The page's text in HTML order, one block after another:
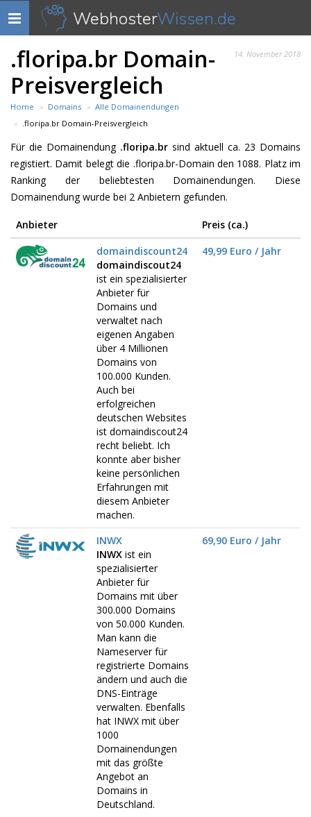
Navigation
anzeigen
WebhosterWissen.de
14. November 2018
.floripa.br Domain-
Preisvergleich
Home Domains
Alle Domainendungen
.floripa.br Domain-Preisvergleich
Für die Domainendung .floripa.br sind aktuell ca. 23 Domains
registiert. Damit belegt die .floripa.br-Domain den 1088. Platz im
Ranking der beliebtesten Domainendungen. Diese
Domainendung wurde bei 2 Anbietern gefunden.
Anbieter
Preis (ca.)
domaindiscount24
domaindiscout24
ist ein spezialisierter
Anbieter für
Domains und
verwaltet nach
eigenen Angaben
über 4 Millionen
Domains von
100.000 Kunden.
Auch bei
erfolgreichen
deutschen Websites
ist domaindiscout24
recht beliebt. Ich
konnte aber bisher
keine persönlichen
Erfahrungen mit
diesem Anbieter
machen.
49,99 Euro / Jahr
INWX
INWX ist ein
spezialisierter
Anbieter für
Domains mit über
300.000 Domains
von 50.000 Kunden.
Man kann die
Nameserver für
registrierte Domains
ändern und auch die
DNS-Einträge
verwalten. Ebenfalls
hat INWX mit über
1000
Domainendungen
mit das größte
Angebot an
Domains in
Deutschland.
69,90 Euro / Jahr